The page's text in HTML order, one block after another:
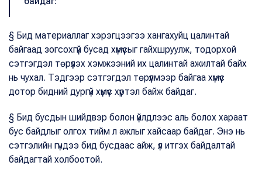
§ Бид материаллаг хэрэгцээгээ хангахуйц цалинтай
байгаад зогсохгүй бусад хүмүүсыг гайхшруулж, тодорхой
сэтгэгдэл төрүүлэх хэмжээний их цалинтай ажилтай байх
нь чухал. Тэдгээр сэтгэгдэл төрүүлмээр байгаа хүмүүс
дотор бидний дургүй хүмүүс хүртэл байж байдаг.
§ Бид бусдын шийдвэр болон үйлдлээс аль болох хараат
бус байдлыг олгох тийм л ажлыг хайсаар байдаг. Энэ нь
сэтгэлийн гүндээ бид бусдаас айж, үл итгэх байдалтай
байдагтай холбоотой.